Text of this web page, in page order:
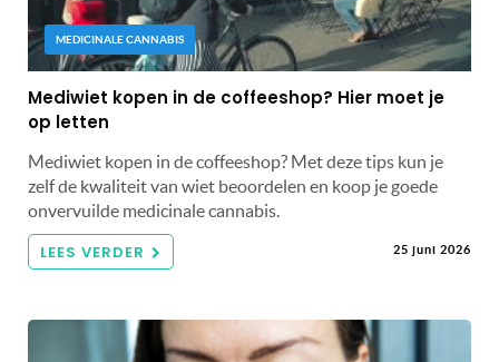
MEDICINALE CANNABIS
Mediwiet kopen in de coffeeshop? Hier moet je
op letten
Mediwiet kopen in de coffeeshop? Met deze tips kun je
zelf de kwaliteit van wiet beoordelen en koop je goede
onvervuilde medicinale cannabis.
LEES VERDER 25 juni 2026